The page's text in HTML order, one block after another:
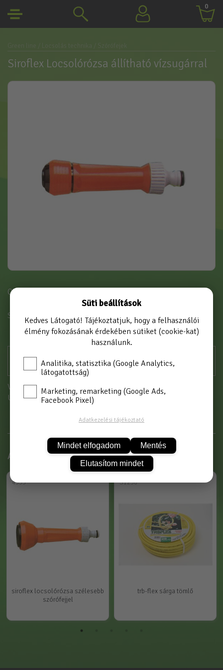
0
Siroflex Locsolórózsa állítható vízsugárral
Cikkszám: 4560
SZÍN NARANCSSÁRGA-SZÜRKE
Vásárláshoz kérjük jelentkezzen be!
Új partnerkéntitt tud regisztrálni
Ajánlott termékek
4555
siroflex locsolórózsa szélesebb
szórófejjel
S1250
trb-flex sárga tömlő
Süti beállítások
Kedves Látogató! Tájékoztatjuk, hogy a felhasználói
élmény fokozásának érdekében sütiket (cookie-kat)
használunk.
Analitika, statisztika (Google Analytics,
látogatottság)
Marketing, remarketing (Google Ads,
Facebook Pixel)
Adatkezelési tájékoztató
Mindet elfogadom Mentés
Elutasítom mindet